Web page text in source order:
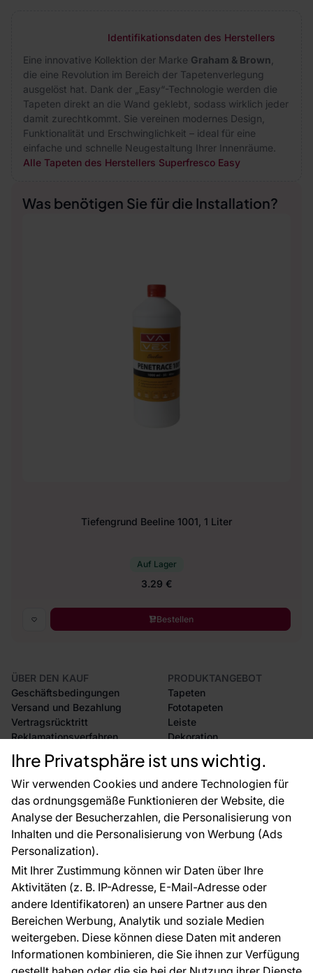
Ihre Privatsphäre ist uns wichtig.
Wir verwenden Cookies und andere Technologien für
das ordnungsgemäße Funktionieren der Website, die
Analyse der Besucherzahlen, die Personalisierung von
Inhalten und die Personalisierung von Werbung (Ads
Personalization).
Mit Ihrer Zustimmung können wir Daten über Ihre
Aktivitäten (z. B. IP-Adresse, E-Mail-Adresse oder
andere Identifikatoren) an unsere Partner aus den
Bereichen Werbung, Analytik und soziale Medien
weitergeben. Diese können diese Daten mit anderen
Informationen kombinieren, die Sie ihnen zur Verfügung
Identifikationsdaten des Herstellers
Eine innovative Kollektion der Marke Graham & Brown
die eine Revolution im Bereich der Tapetenverlegung
ausgelöst hat. Dank der „Easy“-Technologie werden die
Tapeten direkt an die Wand geklebt, sodass wirklich jeder
damit zurechtkommt. Sie vereinen modernes Design,
Funktionalität und Erschwinglichkeit – ideal für eine
einfache und schnelle Neugestaltung Ihrer Innenräume.
Alle Tapeten des Herstellers Superfresco Easy
Was benötigen Sie für die Installation?
Tiefengrund Beeline 1001, 1 Liter
Auf Lager
3.29 €
Bestellen
ÜBER DEN KAUF
Geschäftsbedingungen
Versand und Bezahlung
Vertragsrücktritt
Reklamationsverfahren
Rücksendung von Waren
CE-Zertifizierung
Großhandel
Raumvisualisierung
PRODUKTANGEBOT
Tapeten
Fototapeten
Leiste
Dekoration
Selbstklebende Folien
Zubehör
Tapetenmuster
FÜR SIE
Blog
EU-Projekte
Ratschläge und Tipps
FAQ
ÜBER DAS UNTERNEHMEN
Kontakt